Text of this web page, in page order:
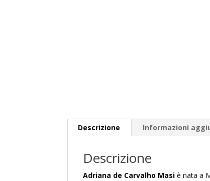
Descrizione Informazioni
Descrizione
Adriana de Carvalho Masi è nata a